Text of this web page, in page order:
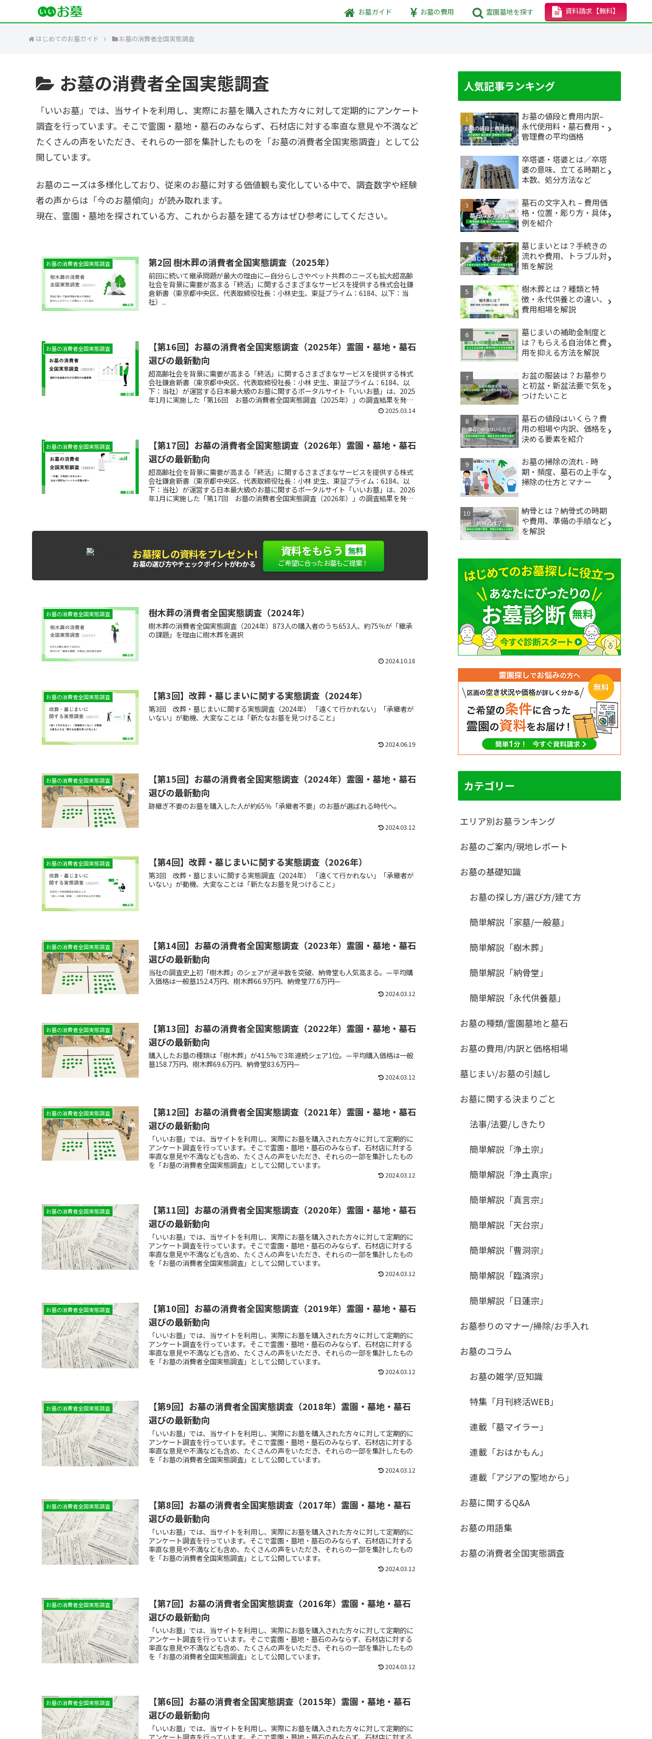
お墓ガイド お墓の費用 霊園墓地を探す 資料請求 【無料】
はじめてのお墓ガイド お墓の消費者全国実態調査
お墓の消費者全国実態調査
「いいお墓」では、当サイトを利用し、実際にお墓を購入された方々に対して定期的にアンケート
調査を行っています。そこで霊園・墓地・墓石のみならず、石材店に対する率直な意見や不満など
たくさんの声をいただき、それらの一部を集計したものを「お墓の消費者全国実態調査」として公
開しています。
お墓のニーズは多様化しており、従来のお墓に対する価値観も変化している中で、調査数字や経験
者の声からは「今のお墓傾向」が読み取れます。
現在、霊園・墓地を探されている方、これからお墓を建てる方はぜひ参考にしてください。
お墓の消費者全国実態調査 第2回 樹木葬の消費者全国実態調査（2025年）
前回に続いて継承問題が最大の理由に—自分らしさやペット共葬のニーズも拡大超高齢
社会を背景に需要が高まる「終活」に関するさまざまなサービスを提供する株式会社鎌
倉新書（東京都中央区、代表取締役社長：小林史生、東証プライム：6184、以下：当
社）...
お墓の消費者全国実態調査
【第16回】お墓の消費者全国実態調査（2025年）霊園・墓地・墓石
選びの最新動向
超高齢社会を背景に需要が高まる「終活」に関するさまざまなサービスを提供する株式
会社鎌倉新書（東京都中央区、代表取締役社長：小林 史生、東証プライム：6184、以
下：当社）が運営する日本最大級のお墓に関するポータルサイト「いいお墓」は、2025
年1月に実施した「第16回 お墓の消費者全国実態調査（2025年）」の調査結果を発表
2025.03.14
お墓の消費者全国実態調査
【第17回】お墓の消費者全国実態調査（2026年）霊園・墓地・墓石
選びの最新動向
超高齢社会を背景に需要が高まる「終活」に関するさまざまなサービスを提供する株式
会社鎌倉新書（東京都中央区、代表取締役社長：小林 史生、東証プライム：6184、以
下：当社）が運営する日本最大級のお墓に関するポータルサイト「いいお墓」は、2026
年1月に実施した「第17回 お墓の消費者全国実態調査（2026年）」の調査結果を発表
もれなく
全員に お墓探しの資料をプレゼント!
お墓の選び方やチェックポイントがわかる
資料をもらう 無料
ご希望に合ったお墓もご提案！
お墓の消費者全国実態調査 樹木葬の消費者全国実態調査（2024年）
樹木葬の消費者全国実態調査（2024年）873人の購入者のうち653人、約75％が「継承
の課題」を理由に樹木葬を選択
2024.10.18
お墓の消費者全国実態調査 【第3回】改葬・墓じまいに関する実態調査（2024年）
第3回 改葬・墓じまいに関する実態調査（2024年） 「遠くて行かれない」「承継者が
いない」が動機、大変なことは「新たなお墓を見つけること」
2024.06.19
お墓の消費者全国実態調査
【第15回】お墓の消費者全国実態調査（2024年）霊園・墓地・墓石
選びの最新動向
跡継ぎ不要のお墓を購入した人が約65％「承継者不要」のお墓が選ばれる時代へ。
2024.03.12
お墓の消費者全国実態調査 【第4回】改葬・墓じまいに関する実態調査（2026年）
第3回 改葬・墓じまいに関する実態調査（2024年） 「遠くて行かれない」「承継者が
いない」が動機、大変なことは「新たなお墓を見つけること」
お墓の消費者全国実態調査
【第14回】お墓の消費者全国実態調査（2023年）霊園・墓地・墓石
選びの最新動向
当社の調査史上初「樹木葬」のシェアが過半数を突破、納骨堂も人気高まる。—平均購
入価格は一般墓152.4万円、樹木葬66.9万円、納骨堂77.6万円—
2024.03.12
お墓の消費者全国実態調査
【第13回】お墓の消費者全国実態調査（2022年）霊園・墓地・墓石
選びの最新動向
購入したお墓の種類は「樹木葬」が41.5%で3年連続シェア1位。—平均購入価格は一般
墓158.7万円、樹木葬69.6万円、納骨堂83.6万円—
2024.03.12
お墓の消費者全国実態調査
【第12回】お墓の消費者全国実態調査（2021年）霊園・墓地・墓石
選びの最新動向
「いいお墓」では、当サイトを利用し、実際にお墓を購入された方々に対して定期的に
アンケート調査を行っています。そこで霊園・墓地・墓石のみならず、石材店に対する
率直な意見や不満なども含め、たくさんの声をいただき、それらの一部を集計したもの
を「お墓の消費者全国実態調査」として公開しています。
2024.03.12
お墓の消費者全国実態調査
【第11回】お墓の消費者全国実態調査（2020年）霊園・墓地・墓石
選びの最新動向
「いいお墓」では、当サイトを利用し、実際にお墓を購入された方々に対して定期的に
アンケート調査を行っています。そこで霊園・墓地・墓石のみならず、石材店に対する
率直な意見や不満なども含め、たくさんの声をいただき、それらの一部を集計したもの
を「お墓の消費者全国実態調査」として公開しています。
2024.03.12
お墓の消費者全国実態調査
【第10回】お墓の消費者全国実態調査（2019年）霊園・墓地・墓石
選びの最新動向
「いいお墓」では、当サイトを利用し、実際にお墓を購入された方々に対して定期的に
アンケート調査を行っています。そこで霊園・墓地・墓石のみならず、石材店に対する
率直な意見や不満なども含め、たくさんの声をいただき、それらの一部を集計したもの
を「お墓の消費者全国実態調査」として公開しています。
2024.03.12
お墓の消費者全国実態調査
【第9回】お墓の消費者全国実態調査（2018年）霊園・墓地・墓石
選びの最新動向
「いいお墓」では、当サイトを利用し、実際にお墓を購入された方々に対して定期的に
アンケート調査を行っています。そこで霊園・墓地・墓石のみならず、石材店に対する
率直な意見や不満なども含め、たくさんの声をいただき、それらの一部を集計したもの
を「お墓の消費者全国実態調査」として公開しています。
2024.03.12
お墓の消費者全国実態調査
【第8回】お墓の消費者全国実態調査（2017年）霊園・墓地・墓石
選びの最新動向
「いいお墓」では、当サイトを利用し、実際にお墓を購入された方々に対して定期的に
アンケート調査を行っています。そこで霊園・墓地・墓石のみならず、石材店に対する
率直な意見や不満なども含め、たくさんの声をいただき、それらの一部を集計したもの
を「お墓の消費者全国実態調査」として公開しています。
2024.03.12
お墓の消費者全国実態調査
【第7回】お墓の消費者全国実態調査（2016年）霊園・墓地・墓石
選びの最新動向
「いいお墓」では、当サイトを利用し、実際にお墓を購入された方々に対して定期的に
アンケート調査を行っています。そこで霊園・墓地・墓石のみならず、石材店に対する
率直な意見や不満なども含め、たくさんの声をいただき、それらの一部を集計したもの
を「お墓の消費者全国実態調査」として公開しています。
2024.03.12
お墓の消費者全国実態調査
【第6回】お墓の消費者全国実態調査（2015年）霊園・墓地・墓石
選びの最新動向
「いいお墓」では、当サイトを利用し、実際にお墓を購入された方々に対して定期的に
アンケート調査を行っています。そこで霊園・墓地・墓石のみならず、石材店に対する
人気記事ランキング
お墓の値段と費用内訳–
永代使用料・墓石費用・
管理費の平均価格
卒塔婆・塔婆とは／卒塔
婆の意味、立てる時期と
本数、処分方法など
墓石の文字入れ – 費用価
格・位置・彫り方・具体
例を紹介
墓じまいとは？手続きの
流れや費用、トラブル対
策を解説
樹木葬とは？種類と特
徴・永代供養との違い、
費用相場を解説
墓じまいの補助金制度と
は？もらえる自治体と費
用を抑える方法を解説
お盆の服装は？お墓参り
と初盆・新盆法要で気を
つけたいこと
墓石の値段はいくら？費
用の相場や内訳、価格を
決める要素を紹介
お墓の掃除の流れ - 時
期・頻度、墓石の上手な
掃除の仕方とマナー
納骨とは？納骨式の時期
や費用、準備の手順など
を解説
カテゴリー
エリア別お墓ランキング
お墓のご案内/現地レポート
お墓の基礎知識
お墓の探し方/選び方/建て方
簡単解説「家墓/一般墓」
簡単解説「樹木葬」
簡単解説「納骨堂」
簡単解説「永代供養墓」
お墓の種類/霊園墓地と墓石
お墓の費用/内訳と価格相場
墓じまい/お墓の引越し
お墓に関する決まりごと
法事/法要/しきたり
簡単解説「浄土宗」
簡単解説「浄土真宗」
簡単解説「真言宗」
簡単解説「天台宗」
簡単解説「曹洞宗」
簡単解説「臨済宗」
簡単解説「日蓮宗」
お墓参りのマナー/掃除/お手入れ
お墓のコラム
お墓の雑学/豆知識
特集「月刊終活WEB」
連載「墓マイラー」
連載「おはかもん」
連載「アジアの聖地から」
お墓に関するQ&A
お墓の用語集
お墓の消費者全国実態調査